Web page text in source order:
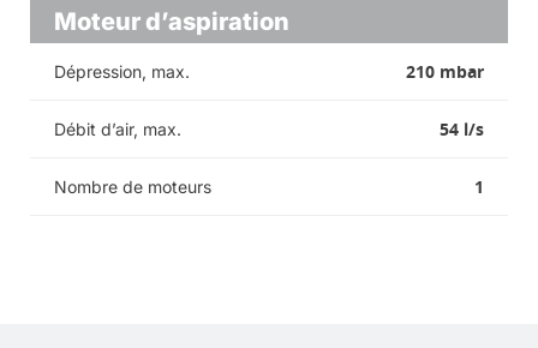
Moteur d’aspiration
Dépression, max. 210 mbar
Débit d’air, max. 54 l/s
Nombre de moteurs 1